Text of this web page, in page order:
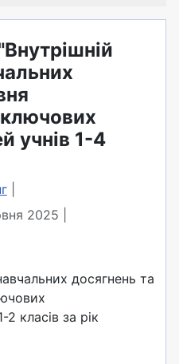
учнів 1-4
2025
досягнень та
класів за рік